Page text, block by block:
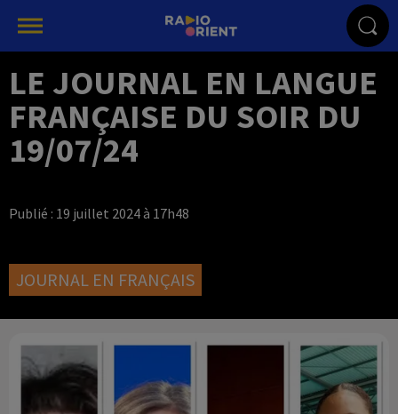
LE JOURNAL EN LANGUE
FRANÇAISE DU SOIR DU
19/07/24
Publié : 19 juillet 2024 à 17h48
JOURNAL EN FRANÇAIS